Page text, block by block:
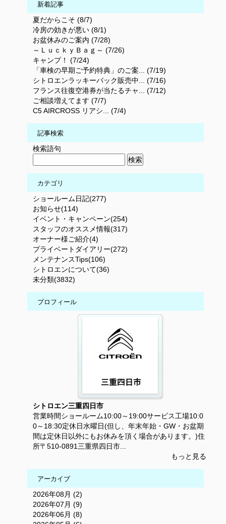
新着記事
夏だからこそ (8/7)
冷房の効きが悪い (8/1)
お盆休みのご案内 (7/28)
～ＬｕｃｋｙＢａｇ～ (7/26)
キャンプ！ (7/24)
「車検の早期ご予約特典」のご案... (7/19)
シトロエンラッキーバック販売中... (7/16)
フランス往復空港券が当たるチャ... (7/12)
ご相談増えてます (7/7)
C5 AIRCROSS リアシ... (7/4)
記事検索
検索語句
カテゴリ
ショールーム日記(277)
お知らせ(114)
イベント・キャンペーン(254)
スタッフのオススメ情報(317)
オーナー様ご紹介(4)
プライベートダイアリー(272)
メンテナンスTips(106)
シトロエンについて(36)
未分類(3832)
プロフィール
シトロエン三重四日市
営業時間ショールーム10:00～19:00サービス工場10:0
0～18:30定休日水曜日(但し、年末年始・GW・お盆期
間は定休日以外にもお休みを頂く場合があります。)住
所〒510-0891三重県四日市...
もっと見る
アーカイブ
2026年08月 (2)
2026年07月 (9)
2026年06月 (8)